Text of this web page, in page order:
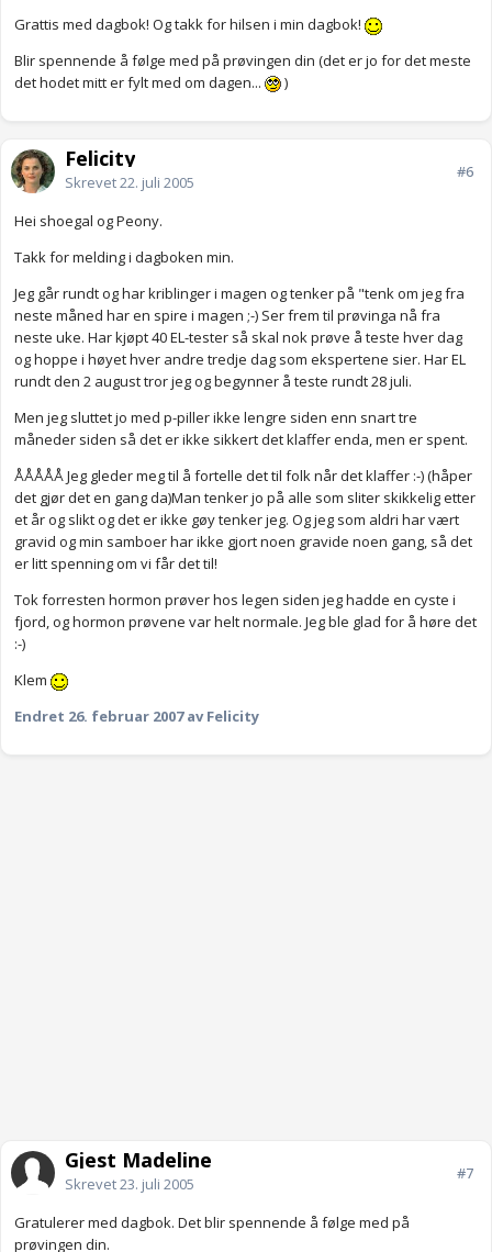
Grattis med dagbok! Og takk for hilsen i min dagbok!
Blir spennende å følge med på prøvingen din (det er jo for det meste
det hodet mitt er fylt med om dagen...
)
Felicity
Skrevet22. juli 2005
#6
Hei shoegal og Peony.
Takk for melding i dagboken min.
Jeg går rundt og har kriblinger i magen og tenker på "tenk om jeg fra
neste måned har en spire i magen ;-) Ser frem til prøvinga nå fra
neste uke. Har kjøpt 40 EL-tester så skal nok prøve å teste hver dag
og hoppe i høyet hver andre tredje dag som ekspertene sier. Har EL
rundt den 2 august tror jeg og begynner å teste rundt 28 juli.
Men jeg sluttet jo med p-piller ikke lengre siden enn snart tre
måneder siden så det er ikke sikkert det klaffer enda, men er spent.
ÅÅÅÅÅ Jeg gleder meg til å fortelle det til folk når det klaffer :-) (håper
det gjør det en gang da)Man tenker jo på alle som sliter skikkelig etter
et år og slikt og det er ikke gøy tenker jeg. Og jeg som aldri har vært
gravid og min samboer har ikke gjort noen gravide noen gang, så det
er litt spenning om vi får det til!
Tok forresten hormon prøver hos legen siden jeg hadde en cyste i
fjord, og hormon prøvene var helt normale. Jeg ble glad for å høre det
:-)
Klem
Endret 26. februar 2007av Felicity
Gjest Madeline
Skrevet23. juli 2005
#7
Gratulerer med dagbok. Det blir spennende å følge med på
prøvingen din.